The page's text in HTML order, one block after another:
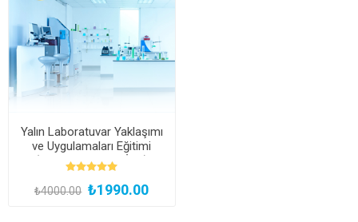
Yalın Laboratuvar Yaklaşımı
ve Uygulamaları Eğitimi
(Kayıttan Hemen İzle)
₺4000.00 ₺1990.00